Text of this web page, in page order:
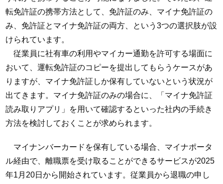
転免許証の携帯方法として、免許証のみ、マイナ免許証の
み、免許証とマイナ免許証の両方、という3つの選択肢が設
けられています。
従業員に社有車の利用やマイカー通勤を許可する場面に
おいて、運転免許証のコピーを提出してもらうケースがあ
りますが、マイナ免許証しか保有していないという状況が
出てきます。マイナ免許証のみの場合に、「マイナ免許証
読み取りアプリ」を用いて確認するといった社内の手続き
方法を検討しておくことが求められます。
マイナンバーカードを保有している場合、マイナポータ
ル経由で、離職票を受け取ることができるサービスが2025
年1月20日から開始されています。従業員から退職の申し